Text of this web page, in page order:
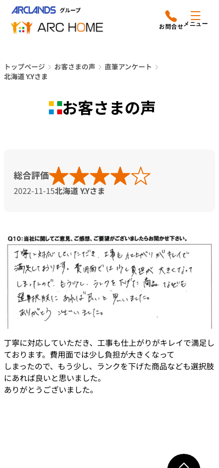
ッ
プ
アークホームについて
施工事例
オーナー向け会員サービス
よくあるご質問
メニュー
営業時間は
平日9時から18時までと
電話をかける
トップページ お客さまの声
直筆アンケート
北海道 Y.Yさま
お客さまの声
総合評価
2022-11-15北海道 Y.Yさま
丁寧に対応していただき、工事も仕上がりがキレイで満足し
ております。費用面では少し負担が大きくなって
しまったので、もう少し、ランクを下げた商品なども選択肢
にあれば良いと思いました。
ありがとうございました。